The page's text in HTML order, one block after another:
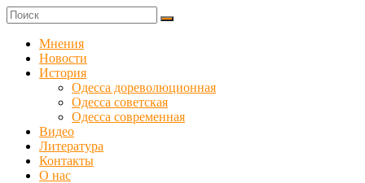
Skip
to
content
Куликовец
Сайт
одесского
сопротивления
Мнения
Новости
История
Одесса дореволюционная
Одесса советская
Одесса современная
Видео
Литература
Контакты
О нас